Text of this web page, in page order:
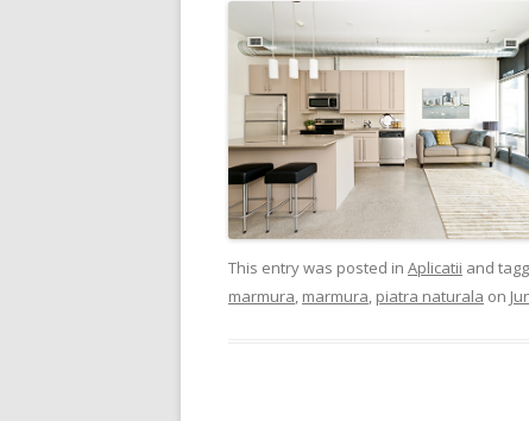
This entry was posted in Aplicatii and
marmura marmura piatra naturala on